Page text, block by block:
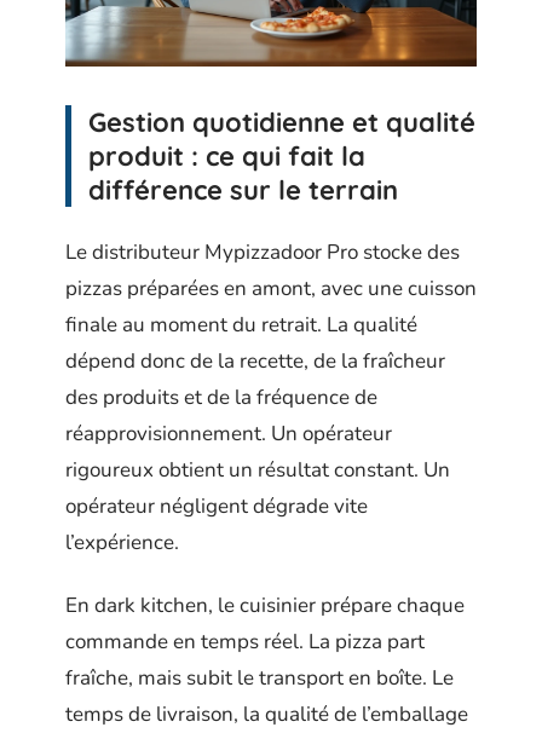
Gestion quotidienne et qualité
produit : ce qui fait la
différence sur le terrain
Le distributeur Mypizzadoor Pro stocke des
pizzas préparées en amont, avec une cuisson
finale au moment du retrait. La qualité
dépend donc de la recette, de la fraîcheur
des produits et de la fréquence de
réapprovisionnement. Un opérateur
rigoureux obtient un résultat constant. Un
opérateur négligent dégrade vite
l’expérience.
En dark kitchen, le cuisinier prépare chaque
commande en temps réel. La pizza part
fraîche, mais subit le transport en boîte. Le
temps de livraison, la qualité de l’emballage